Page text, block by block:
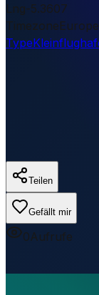
Lng-5.3607
Timezone
Type
Teilen
Gefällt mir
0Aufrufe